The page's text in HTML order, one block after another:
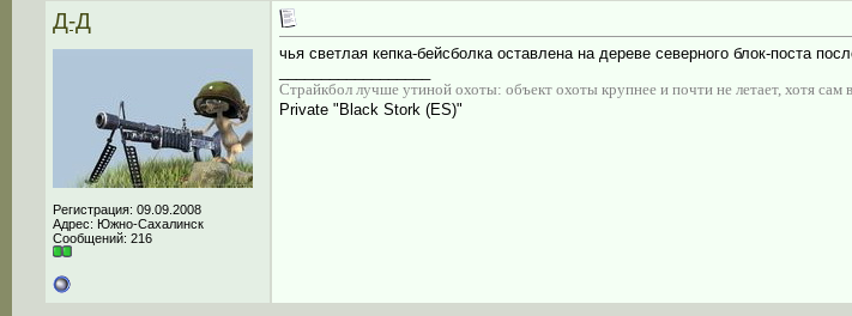
Д-Д
Регистрация: 09.09.2008
Адрес: Южно-Сахалинск
Сообщений: 216
чья светлая кепка-бейсболка оставлена на дереве северного блок-поста
Страйкбол лучше утиной охоты: объект охоты крупнее и почти не летает, хотя
Private "Black Stork (ES)"